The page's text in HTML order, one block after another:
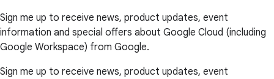
Sign me up to receive news, product updates, event
information and special offers about Google Cloud (including
Google Workspace) from Google.
Sign me up to receive news, product updates, event